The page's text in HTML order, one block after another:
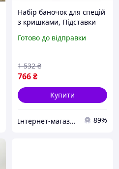
Набір баночок для спецій
з кришками, Підставки
Герметичні ємності FD-68
Готово до відправки
766₴
1 532 ₴
Купити
Інтернет-магазин 1001 Дрібниця 89%